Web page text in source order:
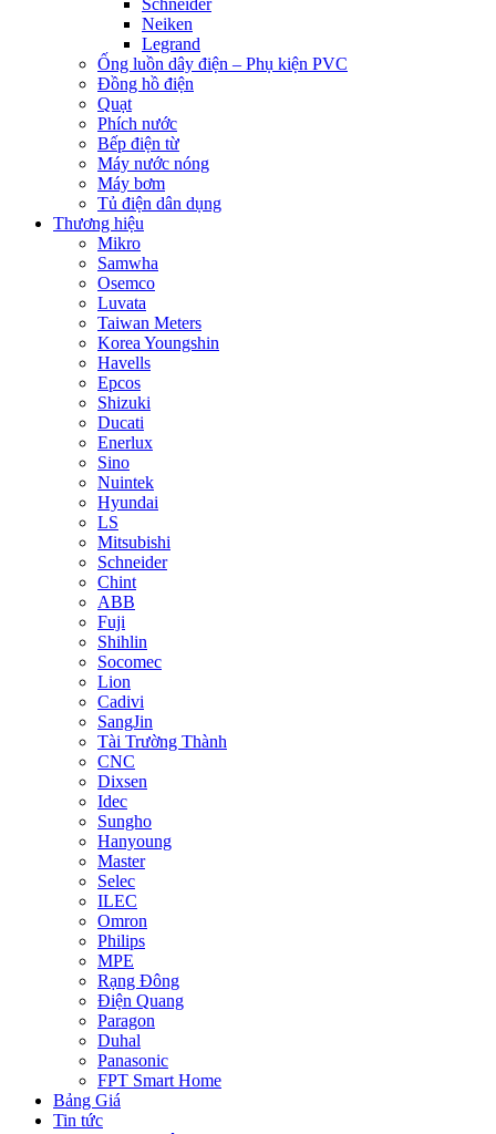
Schneider
Neiken
Legrand
Ống luồn dây điện – Phụ kiện PVC
Đồng hồ điện
Quạt
Phích nước
Bếp điện từ
Máy nước nóng
Máy bơm
Tủ điện dân dụng
Thương hiệu
Mikro
Samwha
Osemco
Luvata
Taiwan Meters
Korea Youngshin
Havells
Epcos
Shizuki
Ducati
Enerlux
Sino
Nuintek
Hyundai
LS
Mitsubishi
Schneider
Chint
ABB
Fuji
Shihlin
Socomec
Lion
Cadivi
SangJin
Tài Trường Thành
CNC
Dixsen
Idec
Sungho
Hanyoung
Master
Selec
ILEC
Omron
Philips
MPE
Rạng Đông
Điện Quang
Paragon
Duhal
Panasonic
FPT Smart Home
Bảng Giá
Tin tức